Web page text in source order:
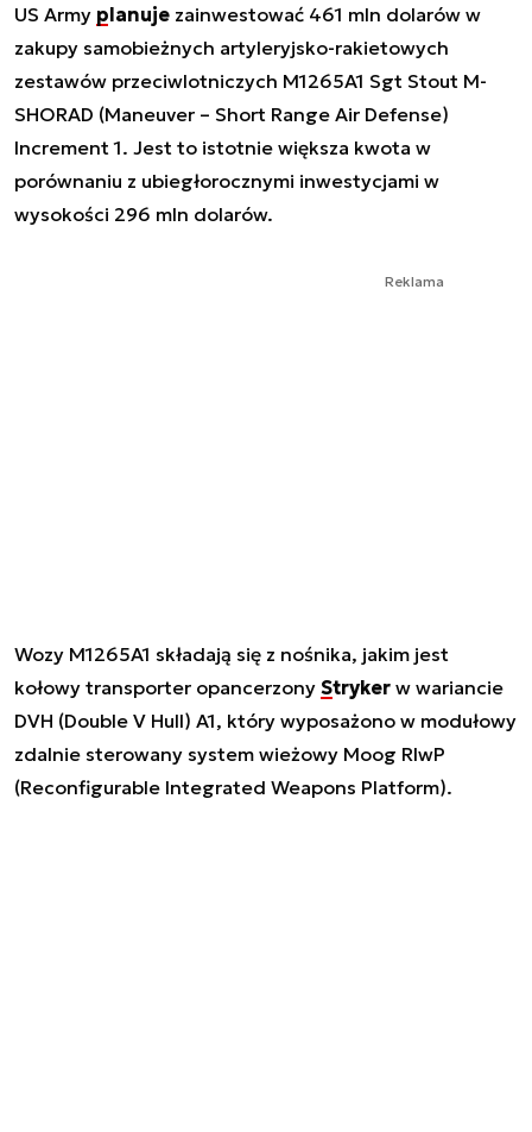
US Army planuje zainwestować 461 mln dolarów w
zakupy samobieżnych artyleryjsko-rakietowych
zestawów przeciwlotniczych M1265A1 Sgt Stout M-
SHORAD (Maneuver – Short Range Air Defense)
Increment 1. Jest to istotnie większa kwota w
porównaniu z ubiegłorocznymi inwestycjami w
wysokości 296 mln dolarów.
Reklama
Wozy M1265A1 składają się z nośnika, jakim jest
kołowy transporter opancerzony Stryker w wariancie
DVH (Double V Hull) A1, który wyposażono w modułowy
zdalnie sterowany system wieżowy Moog RIwP
(Reconfigurable Integrated Weapons Platform).